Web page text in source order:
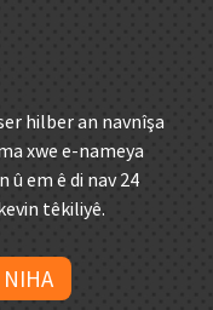
hilber an navnîşa
xwe e-nameya
û em ê di nav 24
têkiliyê.
NIHA